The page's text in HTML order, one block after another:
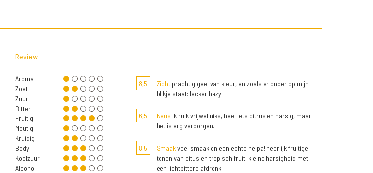
Review
Aroma
Zoet
Zuur
Bitter
Fruitig
Moutig
Kruidig
Body
Koolzuur
Alcohol
8,5 Zichtprachtig geel van kleur, en zoals er onder op mijn
blikje staat: lecker hazy!
6,5 Neus ik ruik vrijwel niks, heel iets citrus en harsig, maar
het is erg verborgen.
8,5 Smaakveel smaak en een echte neipa! heerlijk fruitige
tonen van citus en tropisch fruit, kleine harsigheid met
een lichtbittere afdronk